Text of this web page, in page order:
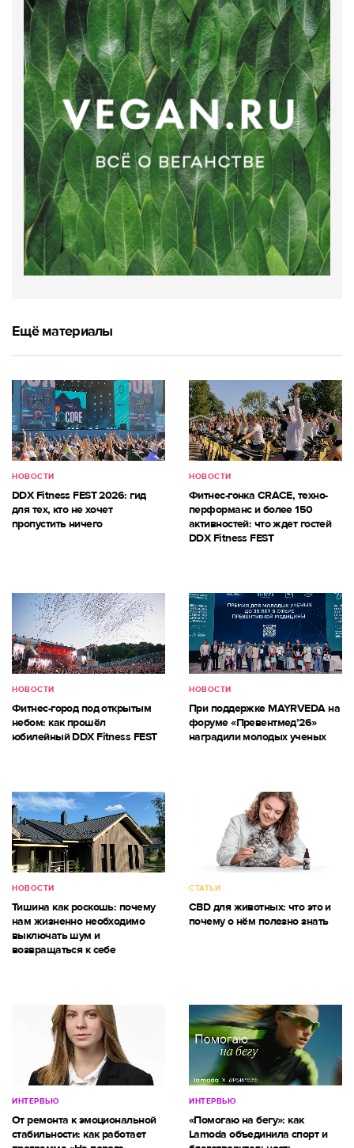
Ещё материалы
НОВОСТИ
DDX Fitness FEST 2026: гид
для тех, кто не хочет
пропустить ничего
НОВОСТИ
Фитнес-гонка CRACE, техно-
перформанс и более 150
активностей: что ждет гостей
DDX Fitness FEST
НОВОСТИ
Фитнес-город под открытым
небом: как прошёл
юбилейный DDX Fitness FEST
НОВОСТИ
При поддержке MAYRVEDA на
форуме «Превентмед’26»
наградили молодых ученых
НОВОСТИ
Тишина как роскошь: почему
нам жизненно необходимо
выключать шум и
возвращаться к себе
СТАТЬИ
CBD для животных: что это и
почему о нём полезно знать
ИНТЕРВЬЮ
От ремонта к эмоциональной
стабильности: как работает
ИНТЕРВЬЮ
«Помогаю на бегу»: как
Lamoda объединила спорт и